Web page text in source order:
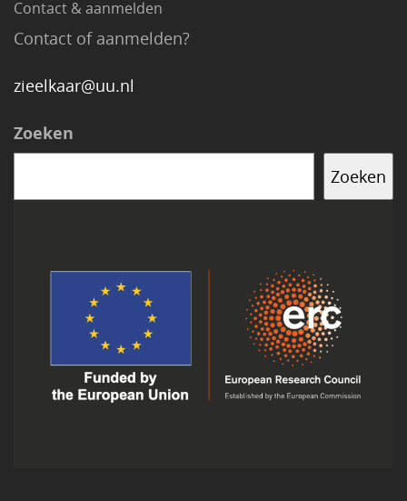
Contact & aanmelden
Contact of aanmelden?
zieelkaar@uu.nl
Zoeken
Zoeken